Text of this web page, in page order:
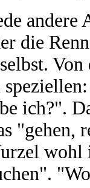
andere
die
ich?".
"gehen,